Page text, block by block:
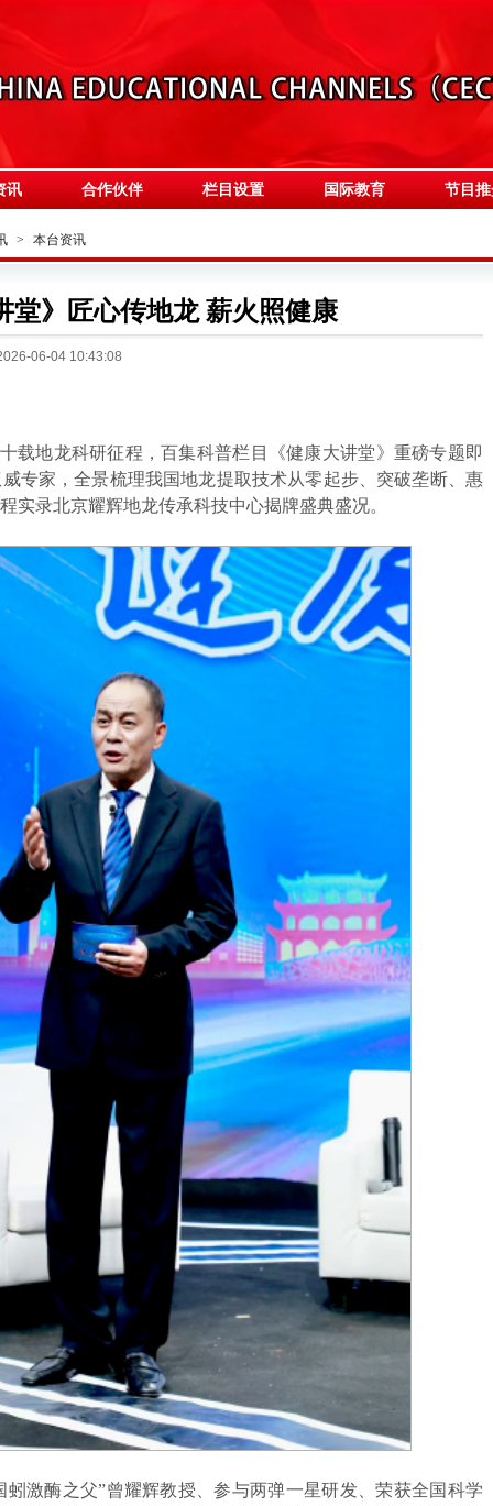
讯 合作伙伴 栏目设置 国际教育 节目
> 本台资讯
堂》匠心传地龙 薪火照健康
06-04 10:43:08
载地龙科研征程，百集科普栏目《健康大讲堂》重磅专题即
专家，全景梳理我国地龙提取技术从零起步、突破垄断、惠
实录北京耀辉地龙传承科技中心揭牌盛典盛况。
激酶之父”曾耀辉教授、参与两弹一星研发、荣获全国科学